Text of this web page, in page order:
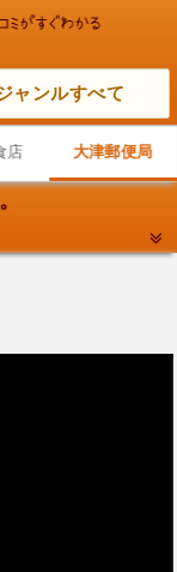
ャンルすべて
店 大津郵便局